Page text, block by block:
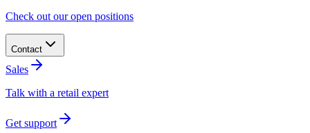
Check out our open positions​​​​‌ ‍ ​‍​‍‌‍ ‌ ​‍‌‍‍‌‌‍‌ ‌‍‍‌‌‍ ‍​‍​‍​ ‍‍​‍​‍‌ ​ ‌‍​‌‌‍ ‍‌‍‍‌‌ ‌​‌ ‍‌​‍ ‍‌‍‍‌‌‍ ​‍​‍​‍ ​​‍​‍‌‍‍​‌ ​‍‌‍‌‌‌‍‌‍​‍​‍​ ‍‍​‍​‍‌‍‍​‌ ‌​‌ ‌​‌ ​​​ ‍‍​‍ ​‍ ‌‍ ​‌‍ ‌‍​ ‌‍​‌‌‍ ​‌‍‍​‌‍ ‌ ​ ‌ ‌​​ ‍‍​ ​ ​ ​​​ ​​​ ​​​‍ ‌ ​ ‌ ‌​‌ ‌‌‌‍‌​‌‍‍‌‌‍ ​‍ ‌‍‍‌‌‍ ‍‌ ‌​‌‍‌‌‌‍ ‍‌ ‌​​‍ ‌‍‌‌‌‍‌​‌‍‍‌‌ ‌​​‍ ‌‍ ‌‌‍ ‌‍‌​‌‍‌‌​ ‌‌ ​​‌ ​‍‌‍‌‌‌ ​ ‌‍‌‌‌‍ ‍‌ ‌​‌‍​‌‌ ‌​‌‍‍‌‌‍ ‌‍ ‍​ ‍ ‌‍‍‌‌‍‌​​ ‌​ ​‌​ ‍​​ ‍​‌‍‌‍‌‍​ ​ ‌ ​ ​ ‌‍​ ​‍ ‌​ ​ ‌‍​‌​ ​​‌‍‌‌​‍ ‌​ ‌​​ ​ ​ ​‌​ ​​​‍ ‌​ ‍​‌‍‌‍​ ‍‌​ ​ ​‍ ‌‌‍​‌‌‍‌‍‌‍​ ‌‍​‍​ ‌‍‌‍​ ​ ​‌​ ​ ​ ‍‌​ ‍‌​ ‌‍‌‍​‍​ ‍ ‌ ‌​‌ ‍‌‌ ​​‌‍‌‌​ ‌‌‍ ‍‌‍​‌‌ ‌‍‌‍‍‌‌‍‌ ‌‍​‌‌ ‌​‌‍‍‌‌‍ ‌‍ ‍​ ‍ ‌ ​​‌‍​‌‌ ‌​‌‍‍​​ ‌‌‍ ‍‌‍​‌‌ ‌‍‌‍‍‌‌‍‌ ‌‍​‌‌ ‌​‌‍‍‌‌‍ ‌‍ ‍‌​‍‌‌ ‌​‌‍‌‌‌‍ ‌‌ ​ ​‍‌‌​ ‌‌‌​​‍‌‌ ‌‍‍ ‌‍‌‌‌ ‍‌​‍‌‌​ ​ ‌​‌​​‍‌‌​ ​ ‌​‌​​‍‌‌​ ​‍​ ​‍​ ​ ‌‍​‌​ ‌ ​ ​‌​ ‌​‌‍‌‍​ ‌​​ ‌ ​ ​‍​ ​‌​ ​ ​ ‌ ​‍‌‌​ ​‍​ ​‍​‍‌‌​ ‌‌‌​‌​​‍ ‍‌‍​ ‌‍‍​‌‍‍‌‌‍ ​‌‍‌​‌ ​‍‌‍‌‌‌‍ ‍​‍‌‌​ ‌‌‌​​‍‌‌ ‌‍‍ ‌‍‌‌‌ ‍‌​‍‌‌​ ​ ‌​‌​​‍‌‌​ ​ ‌​‌​​‍‌‌​ ​‍​ ​‍​ ‌​​ ​‍​ ​ ​ ​ ​ ‌​‌‍‌​​ ‌​‌‍​ ​ ‍​​ ​‌​ ‌‌​ ‌‌​‍‌‌​ ​‍​ ​‍​‍‌‌​ ‌‌‌​‌​​‍ ‍‌‍‌‌‌ ‍​‌‍​ ‌‍‌‌‌ ​‍‌ ​​‌ ‌​​ ‌‍​‍‌‍​‌‌ ​ ‌‍‌‌‌‌‌‌‌ ​‍‌‍ ​​ ‌‌‍‍​‌ ‌​‌ ‌​‌ ​​​‍‌‌​ ​ ‌​​‌​‍‌‌​ ​‍‌​‌‍​‍‌‌​ ​‍‌​‌‍‌‍ ​‌‍ ‌‍​ ‌‍​‌‌‍ ​‌‍‍​‌‍ ‌ ​ ‌ ‌​​‍‌‌​ ​ ‌​​‌​ ​ ​ ​​​ ​​​ ​​​‍‌‌​ ​‍‌​‌‍‌ ​ ‌ ‌​‌ ‌‌‌‍‌​‌‍‍‌‌‍ ​‍‌‍‌‍‍‌‌‍‌​​ ‌​ ​‌​ ‍​​ ‍​‌‍‌‍‌‍​ ​ ‌ ​ ​ ‌‍​ ​‍ ‌​ ​ ‌‍​‌​ ​​‌‍‌‌​‍ ‌​ ‌​​ ​ ​ ​‌​ ​​​‍ ‌​ ‍​‌‍‌‍​ ‍‌​ ​ ​‍ ‌‌‍​‌‌‍‌‍‌‍​ ‌‍​‍​ ‌‍‌‍​ ​ ​‌​ ​ ​ ‍‌​ ‍‌​ ‌‍‌‍​‍​‍‌‍‌ ‌​‌ ‍‌‌ ​​‌‍‌‌​ ‌‌‍ ‍‌‍​‌‌ ‌‍‌‍‍‌‌‍‌ ‌‍​‌‌ ‌​‌‍‍‌‌‍ ‌‍ ‍​‍‌‍‌ ​​‌‍​‌‌ ‌​‌‍‍​​ ‌‌‍ ‍‌‍​‌‌ ‌‍‌‍‍‌‌‍‌ ‌‍​‌‌ ‌​‌‍‍‌‌‍ ‌‍ ‍‌​‍‌‌ ‌​‌‍‌‌‌‍ ‌‌ ​ ​‍‌‌​ ‌‌‌​​‍‌‌ ‌‍‍ ‌‍‌‌‌ ‍‌​‍‌‌​ ​ ‌​‌​​‍‌‌​ ​ ‌​‌​​‍‌‌​ ​‍​ ​‍​ ​ ‌‍​‌​ ‌ ​ ​‌​ ‌​‌‍‌‍​ ‌​​ ‌ ​ ​‍​ ​‌​ ​ ​ ‌ ​‍‌‌​ ​‍​ ​‍​‍‌‌​ ‌‌‌​‌​​‍ ‍‌‍​ ‌‍‍​‌‍‍‌‌‍ ​‌‍‌​‌ ​‍‌‍‌‌‌‍ ‍​‍‌‌​ ‌‌‌​​‍‌‌ ‌‍‍ ‌‍‌‌‌ ‍‌​‍‌‌​ ​ ‌​‌​​‍‌‌​ ​ ‌​‌​​‍‌‌​ ​‍​ ​‍​ ‌​​ ​‍​ ​ ​ ​ ​ ‌​‌‍‌​​ ‌​‌‍​ ​ ‍​​ ​‌​ ‌‌​ ‌‌​‍‌‌​ ​‍​ ​‍​‍‌‌​ ‌‌‌​‌​​‍ ‍‌‍‌‌‌ ‍​‌‍​ ‌‍‌‌‌ ​‍‌ ​​‌ ‌​​‍‌‍‌ ​​‌‍‌‌‌ ​‍‌ ​ ‌ ​​‌‍‌‌‌‍​ ‌ ‌​‌‍‍‌‌ ‌‍‌‍‌‌​ ‌‌ ​​‌ ‌‌‌‍​‍‌‍ ​‌‍‍‌‌ ​ ‌‍‍​‌‍‌‌‌‍‌​​‍​‍‌ ‌
Contact​​​​‌ ‍ ​‍​‍‌‍ ‌ ​‍‌‍‍‌‌‍‌ ‌‍‍‌‌‍ ‍​‍​‍​ ‍‍​‍​‍‌ ​ ‌‍​‌‌‍ ‍‌‍‍‌‌ ‌​‌ ‍‌​‍ ‍‌‍‍‌‌‍ ​‍​‍​‍ ​​‍​‍‌‍‍​‌ ​‍‌‍‌‌‌‍‌‍​‍​‍​ ‍‍​‍​‍‌‍‍​‌ ‌​‌ ‌​‌ ​​​ ‍‍​‍ ​‍ ‌‍ ​‌‍ ‌‍​ ‌‍​‌‌‍ ​‌‍‍​‌‍ ‌ ​ ‌ ‌​​ ‍‍​ ​ ​ ​​​ ​​​ ​​​‍ ‌ ​ ‌ ‌​‌ ‌‌‌‍‌​‌‍‍‌‌‍ ​‍ ‌‍‍‌‌‍ ‍‌ ‌​‌‍‌‌‌‍ ‍‌ ‌​​‍ ‌‍‌‌‌‍‌​‌‍‍‌‌ ‌​​‍ ‌‍ ‌‌‍ ‌‍‌​‌‍‌‌​ ‌‌ ​​‌ ​‍‌‍‌‌‌ ​ ‌‍‌‌‌‍ ‍‌ ‌​‌‍​‌‌ ‌​‌‍‍‌‌‍ ‌‍ ‍​ ‍ ‌‍‍‌‌‍‌​​ ‌​ ​‌​ ‍​​ ‍​‌‍‌‍‌‍​ ​ ‌ ​ ​ ‌‍​ ​‍ ‌​ ​ ‌‍​‌​ ​​‌‍‌‌​‍ ‌​ ‌​​ ​ ​ ​‌​ ​​​‍ ‌​ ‍​‌‍‌‍​ ‍‌​ ​ ​‍ ‌‌‍​‌‌‍‌‍‌‍​ ‌‍​‍​ ‌‍‌‍​ ​ ​‌​ ​ ​ ‍‌​ ‍‌​ ‌‍‌‍​‍​ ‍ ‌ ‌​‌ ‍‌‌ ​​‌‍‌‌​ ‌‌‍ ‍‌‍​‌‌ ‌‍‌‍‍‌‌‍‌ ‌‍​‌‌ ‌​‌‍‍‌‌‍ ‌‍ ‍​ ‍ ‌ ​​‌‍​‌‌ ‌​‌‍‍​​ ‌‌‍ ‍‌‍​‌‌ ‌‍‌‍‍‌‌‍‌ ‌‍​‌‌ ‌​‌‍‍‌‌‍ ‌‍ ‍‌​‍‌‌ ‌​‌‍‌‌‌‍ ‌‌ ​ ​‍‌‌​ ‌‌‌​​‍‌‌ ‌‍‍ ‌‍‌‌‌ ‍‌​‍‌‌​ ​ ‌​‌​​‍‌‌​ ​ ‌​‌​​‍‌‌​ ​‍​ ​‍​ ‍‌​ ‍​‌‍‌‍‌‍‌​‌‍​‌​ ​​‌‍​‌​ ​‌‌‍​‍​ ‍​​ ‍​​ ​‌​‍‌‌​ ​‍​ ​‍​‍‌‌​ ‌‌‌​‌​​‍ ‍‌ ‌​‌‍‍‌‌ ‌​‌‍ ​‌‍‌‌​ ‌‍​‍‌‍​‌‌ ​ ‌‍‌‌‌‌‌‌‌ ​‍‌‍ ​​ ‌‌‍‍​‌ ‌​‌ ‌​‌ ​​​‍‌‌​ ​ ‌​​‌​‍‌‌​ ​‍‌​‌‍​‍‌‌​ ​‍‌​‌‍‌‍ ​‌‍ ‌‍​ ‌‍​‌‌‍ ​‌‍‍​‌‍ ‌ ​ ‌ ‌​​‍‌‌​ ​ ‌​​‌​ ​ ​ ​​​ ​​​ ​​​‍‌‌​ ​‍‌​‌‍‌ ​ ‌ ‌​‌ ‌‌‌‍‌​‌‍‍‌‌‍ ​‍‌‍‌‍‍‌‌‍‌​​ ‌​ ​‌​ ‍​​ ‍​‌‍‌‍‌‍​ ​ ‌ ​ ​ ‌‍​ ​‍ ‌​ ​ ‌‍​‌​ ​​‌‍‌‌​‍ ‌​ ‌​​ ​ ​ ​‌​ ​​​‍ ‌​ ‍​‌‍‌‍​ ‍‌​ ​ ​‍ ‌‌‍​‌‌‍‌‍‌‍​ ‌‍​‍​ ‌‍‌‍​ ​ ​‌​ ​ ​ ‍‌​ ‍‌​ ‌‍‌‍​‍​‍‌‍‌ ‌​‌ ‍‌‌ ​​‌‍‌‌​ ‌‌‍ ‍‌‍​‌‌ ‌‍‌‍‍‌‌‍‌ ‌‍​‌‌ ‌​‌‍‍‌‌‍ ‌‍ ‍​‍‌‍‌ ​​‌‍​‌‌ ‌​‌‍‍​​ ‌‌‍ ‍‌‍​‌‌ ‌‍‌‍‍‌‌‍‌ ‌‍​‌‌ ‌​‌‍‍‌‌‍ ‌‍ ‍‌​‍‌‌ ‌​‌‍‌‌‌‍ ‌‌ ​ ​‍‌‌​ ‌‌‌​​‍‌‌ ‌‍‍ ‌‍‌‌‌ ‍‌​‍‌‌​ ​ ‌​‌​​‍‌‌​ ​ ‌​‌​​‍‌‌​ ​‍​ ​‍​ ‍‌​ ‍​‌‍‌‍‌‍‌​‌‍​‌​ ​​‌‍​‌​ ​‌‌‍​‍​ ‍​​ ‍​​ ​‌​‍‌‌​ ​‍​ ​‍​‍‌‌​ ‌‌‌​‌​​‍ ‍‌ ‌​‌‍‍‌‌ ‌​‌‍ ​‌‍‌‌​‍‌‍‌ ​​‌‍‌‌‌ ​‍‌ ​ ‌ ​​‌‍‌‌‌‍​ ‌ ‌​‌‍‍‌‌ ‌‍‌‍‌‌​ ‌‌ ​​‌ ‌‌‌‍​‍‌‍ ​‌‍‍‌‌ ​ ‌‍‍​‌‍‌‌‌‍‌​​‍​‍‌ ‌
Sales​​​​‌ ‍ ​‍​‍‌‍ ‌ ​‍‌‍‍‌‌‍‌ ‌‍‍‌‌‍ ‍​‍​‍​ ‍‍​‍​‍‌ ​ ‌‍​‌‌‍ ‍‌‍‍‌‌ ‌​‌ ‍‌​‍ ‍‌‍‍‌‌‍ ​‍​‍​‍ ​​‍​‍‌‍‍​‌ ​‍‌‍‌‌‌‍‌‍​‍​‍​ ‍‍​‍​‍‌‍‍​‌ ‌​‌ ‌​‌ ​​​ ‍‍​‍ ​‍ ‌‍ ​‌‍ ‌‍​ ‌‍​‌‌‍ ​‌‍‍​‌‍ ‌ ​ ‌ ‌​​ ‍‍​ ​ ​ ​​​ ​​​ ​​​‍ ‌ ​ ‌ ‌​‌ ‌‌‌‍‌​‌‍‍‌‌‍ ​‍ ‌‍‍‌‌‍ ‍‌ ‌​‌‍‌‌‌‍ ‍‌ ‌​​‍ ‌‍‌‌‌‍‌​‌‍‍‌‌ ‌​​‍ ‌‍ ‌‌‍ ‌‍‌​‌‍‌‌​ ‌‌ ​​‌ ​‍‌‍‌‌‌ ​ ‌‍‌‌‌‍ ‍‌ ‌​‌‍​‌‌ ‌​‌‍‍‌‌‍ ‌‍ ‍​ ‍ ‌‍‍‌‌‍‌​​ ‌​ ​‌​ ‍​​ ‍​‌‍‌‍‌‍​ ​ ‌ ​ ​ ‌‍​ ​‍ ‌​ ​ ‌‍​‌​ ​​‌‍‌‌​‍ ‌​ ‌​​ ​ ​ ​‌​ ​​​‍ ‌​ ‍​‌‍‌‍​ ‍‌​ ​ ​‍ ‌‌‍​‌‌‍‌‍‌‍​ ‌‍​‍​ ‌‍‌‍​ ​ ​‌​ ​ ​ ‍‌​ ‍‌​ ‌‍‌‍​‍​ ‍ ‌ ‌​‌ ‍‌‌ ​​‌‍‌‌​ ‌‌‍ ‍‌‍​‌‌ ‌‍‌‍‍‌‌‍‌ ‌‍​‌‌ ‌​‌‍‍‌‌‍ ‌‍ ‍​ ‍ ‌ ​​‌‍​‌‌ ‌​‌‍‍​​ ‌‌‍ ‍‌‍​‌‌ ‌‍‌‍‍‌‌‍‌ ‌‍​‌‌ ‌​‌‍‍‌‌‍ ‌‍ ‍‌​‍‌‌ ‌​‌‍‌‌‌‍ ‌‌ ​ ​‍‌‌​ ‌‌‌​​‍‌‌ ‌‍‍ ‌‍‌‌‌ ‍‌​‍‌‌​ ​ ‌​‌​​‍‌‌​ ​ ‌​‌​​‍‌‌​ ​‍​ ​‍​ ‍‌​ ‍​‌‍‌‍‌‍‌​‌‍​‌​ ​​‌‍​‌​ ​‌‌‍​‍​ ‍​​ ‍​​ ​‌​‍‌‌​ ​‍​ ​‍​‍‌‌​ ‌‌‌​‌​​‍ ‍‌‍​ ‌‍‍​‌‍‍‌‌‍ ​‌‍‌​‌ ​‍‌‍‌‌‌‍ ‍​‍‌‌​ ‌‌‌​​‍‌‌ ‌‍‍ ‌‍‌‌‌ ‍‌​‍‌‌​ ​ ‌​‌​​‍‌‌​ ​ ‌​‌​​‍‌‌​ ​‍​ ​‍‌‍‌​​ ‌‌​ ‌‌​ ​‍​ ‍‌‌‍​ ​ ‍‌‌‍‌‌​ ‍​​ ​ ​ ‍​‌‍‌​​‍‌‌​ ​‍​ ​‍​‍‌‌​ ‌‌‌​‌​​‍ ‍‌ ‌​‌‍‍‌‌ ‌​‌‍ ​‌‍‌‌​ ‌‍​‍‌‍​‌‌ ​ ‌‍‌‌‌‌‌‌‌ ​‍‌‍ ​​ ‌‌‍‍​‌ ‌​‌ ‌​‌ ​​​‍‌‌​ ​ ‌​​‌​‍‌‌​ ​‍‌​‌‍​‍‌‌​ ​‍‌​‌‍‌‍ ​‌‍ ‌‍​ ‌‍​‌‌‍ ​‌‍‍​‌‍ ‌ ​ ‌ ‌​​‍‌‌​ ​ ‌​​‌​ ​ ​ ​​​ ​​​ ​​​‍‌‌​ ​‍‌​‌‍‌ ​ ‌ ‌​‌ ‌‌‌‍‌​‌‍‍‌‌‍ ​‍‌‍‌‍‍‌‌‍‌​​ ‌​ ​‌​ ‍​​ ‍​‌‍‌‍‌‍​ ​ ‌ ​ ​ ‌‍​ ​‍ ‌​ ​ ‌‍​‌​ ​​‌‍‌‌​‍ ‌​ ‌​​ ​ ​ ​‌​ ​​​‍ ‌​ ‍​‌‍‌‍​ ‍‌​ ​ ​‍ ‌‌‍​‌‌‍‌‍‌‍​ ‌‍​‍​ ‌‍‌‍​ ​ ​‌​ ​ ​ ‍‌​ ‍‌​ ‌‍‌‍​‍​‍‌‍‌ ‌​‌ ‍‌‌ ​​‌‍‌‌​ ‌‌‍ ‍‌‍​‌‌ ‌‍‌‍‍‌‌‍‌ ‌‍​‌‌ ‌​‌‍‍‌‌‍ ‌‍ ‍​‍‌‍‌ ​​‌‍​‌‌ ‌​‌‍‍​​ ‌‌‍ ‍‌‍​‌‌ ‌‍‌‍‍‌‌‍‌ ‌‍​‌‌ ‌​‌‍‍‌‌‍ ‌‍ ‍‌​‍‌‌ ‌​‌‍‌‌‌‍ ‌‌ ​ ​‍‌‌​ ‌‌‌​​‍‌‌ ‌‍‍ ‌‍‌‌‌ ‍‌​‍‌‌​ ​ ‌​‌​​‍‌‌​ ​ ‌​‌​​‍‌‌​ ​‍​ ​‍​ ‍‌​ ‍​‌‍‌‍‌‍‌​‌‍​‌​ ​​‌‍​‌​ ​‌‌‍​‍​ ‍​​ ‍​​ ​‌​‍‌‌​ ​‍​ ​‍​‍‌‌​ ‌‌‌​‌​​‍ ‍‌‍​ ‌‍‍​‌‍‍‌‌‍ ​‌‍‌​‌ ​‍‌‍‌‌‌‍ ‍​‍‌‌​ ‌‌‌​​‍‌‌ ‌‍‍ ‌‍‌‌‌ ‍‌​‍‌‌​ ​ ‌​‌​​‍‌‌​ ​ ‌​‌​​‍‌‌​ ​‍​ ​‍‌‍‌​​ ‌‌​ ‌‌​ ​‍​ ‍‌‌‍​ ​ ‍‌‌‍‌‌​ ‍​​ ​ ​ ‍​‌‍‌​​‍‌‌​ ​‍​ ​‍​‍‌‌​ ‌‌‌​‌​​‍ ‍‌ ‌​‌‍‍‌‌ ‌​‌‍ ​‌‍‌‌​‍‌‍‌ ​​‌‍‌‌‌ ​‍‌ ​ ‌ ​​‌‍‌‌‌‍​ ‌ ‌​‌‍‍‌‌ ‌‍‌‍‌‌​ ‌‌ ​​‌ ‌‌‌‍​‍‌‍ ​‌‍‍‌‌ ​ ‌‍‍​‌‍‌‌‌‍‌​​‍​‍‌ ‌
Talk with a retail expert​​​​‌ ‍ ​‍​‍‌‍ ‌ ​‍‌‍‍‌‌‍‌ ‌‍‍‌‌‍ ‍​‍​‍​ ‍‍​‍​‍‌ ​ ‌‍​‌‌‍ ‍‌‍‍‌‌ ‌​‌ ‍‌​‍ ‍‌‍‍‌‌‍ ​‍​‍​‍ ​​‍​‍‌‍‍​‌ ​‍‌‍‌‌‌‍‌‍​‍​‍​ ‍‍​‍​‍‌‍‍​‌ ‌​‌ ‌​‌ ​​​ ‍‍​‍ ​‍ ‌‍ ​‌‍ ‌‍​ ‌‍​‌‌‍ ​‌‍‍​‌‍ ‌ ​ ‌ ‌​​ ‍‍​ ​ ​ ​​​ ​​​ ​​​‍ ‌ ​ ‌ ‌​‌ ‌‌‌‍‌​‌‍‍‌‌‍ ​‍ ‌‍‍‌‌‍ ‍‌ ‌​‌‍‌‌‌‍ ‍‌ ‌​​‍ ‌‍‌‌‌‍‌​‌‍‍‌‌ ‌​​‍ ‌‍ ‌‌‍ ‌‍‌​‌‍‌‌​ ‌‌ ​​‌ ​‍‌‍‌‌‌ ​ ‌‍‌‌‌‍ ‍‌ ‌​‌‍​‌‌ ‌​‌‍‍‌‌‍ ‌‍ ‍​ ‍ ‌‍‍‌‌‍‌​​ ‌​ ​‌​ ‍​​ ‍​‌‍‌‍‌‍​ ​ ‌ ​ ​ ‌‍​ ​‍ ‌​ ​ ‌‍​‌​ ​​‌‍‌‌​‍ ‌​ ‌​​ ​ ​ ​‌​ ​​​‍ ‌​ ‍​‌‍‌‍​ ‍‌​ ​ ​‍ ‌‌‍​‌‌‍‌‍‌‍​ ‌‍​‍​ ‌‍‌‍​ ​ ​‌​ ​ ​ ‍‌​ ‍‌​ ‌‍‌‍​‍​ ‍ ‌ ‌​‌ ‍‌‌ ​​‌‍‌‌​ ‌‌‍ ‍‌‍​‌‌ ‌‍‌‍‍‌‌‍‌ ‌‍​‌‌ ‌​‌‍‍‌‌‍ ‌‍ ‍​ ‍ ‌ ​​‌‍​‌‌ ‌​‌‍‍​​ ‌‌‍ ‍‌‍​‌‌ ‌‍‌‍‍‌‌‍‌ ‌‍​‌‌ ‌​‌‍‍‌‌‍ ‌‍ ‍‌​‍‌‌ ‌​‌‍‌‌‌‍ ‌‌ ​ ​‍‌‌​ ‌‌‌​​‍‌‌ ‌‍‍ ‌‍‌‌‌ ‍‌​‍‌‌​ ​ ‌​‌​​‍‌‌​ ​ ‌​‌​​‍‌‌​ ​‍​ ​‍​ ‍‌​ ‍​‌‍‌‍‌‍‌​‌‍​‌​ ​​‌‍​‌​ ​‌‌‍​‍​ ‍​​ ‍​​ ​‌​‍‌‌​ ​‍​ ​‍​‍‌‌​ ‌‌‌​‌​​‍ ‍‌‍​ ‌‍‍​‌‍‍‌‌‍ ​‌‍‌​‌ ​‍‌‍‌‌‌‍ ‍​‍‌‌​ ‌‌‌​​‍‌‌ ‌‍‍ ‌‍‌‌‌ ‍‌​‍‌‌​ ​ ‌​‌​​‍‌‌​ ​ ‌​‌​​‍‌‌​ ​‍​ ​‍‌‍‌​​ ‌‌​ ‌‌​ ​‍​ ‍‌‌‍​ ​ ‍‌‌‍‌‌​ ‍​​ ​ ​ ‍​‌‍‌​​‍‌‌​ ​‍​ ​‍​‍‌‌​ ‌‌‌​‌​​‍ ‍‌‍‌‌‌ ‍​‌‍​ ‌‍‌‌‌ ​‍‌ ​​‌ ‌​​ ‌‍​‍‌‍​‌‌ ​ ‌‍‌‌‌‌‌‌‌ ​‍‌‍ ​​ ‌‌‍‍​‌ ‌​‌ ‌​‌ ​​​‍‌‌​ ​ ‌​​‌​‍‌‌​ ​‍‌​‌‍​‍‌‌​ ​‍‌​‌‍‌‍ ​‌‍ ‌‍​ ‌‍​‌‌‍ ​‌‍‍​‌‍ ‌ ​ ‌ ‌​​‍‌‌​ ​ ‌​​‌​ ​ ​ ​​​ ​​​ ​​​‍‌‌​ ​‍‌​‌‍‌ ​ ‌ ‌​‌ ‌‌‌‍‌​‌‍‍‌‌‍ ​‍‌‍‌‍‍‌‌‍‌​​ ‌​ ​‌​ ‍​​ ‍​‌‍‌‍‌‍​ ​ ‌ ​ ​ ‌‍​ ​‍ ‌​ ​ ‌‍​‌​ ​​‌‍‌‌​‍ ‌​ ‌​​ ​ ​ ​‌​ ​​​‍ ‌​ ‍​‌‍‌‍​ ‍‌​ ​ ​‍ ‌‌‍​‌‌‍‌‍‌‍​ ‌‍​‍​ ‌‍‌‍​ ​ ​‌​ ​ ​ ‍‌​ ‍‌​ ‌‍‌‍​‍​‍‌‍‌ ‌​‌ ‍‌‌ ​​‌‍‌‌​ ‌‌‍ ‍‌‍​‌‌ ‌‍‌‍‍‌‌‍‌ ‌‍​‌‌ ‌​‌‍‍‌‌‍ ‌‍ ‍​‍‌‍‌ ​​‌‍​‌‌ ‌​‌‍‍​​ ‌‌‍ ‍‌‍​‌‌ ‌‍‌‍‍‌‌‍‌ ‌‍​‌‌ ‌​‌‍‍‌‌‍ ‌‍ ‍‌​‍‌‌ ‌​‌‍‌‌‌‍ ‌‌ ​ ​‍‌‌​ ‌‌‌​​‍‌‌ ‌‍‍ ‌‍‌‌‌ ‍‌​‍‌‌​ ​ ‌​‌​​‍‌‌​ ​ ‌​‌​​‍‌‌​ ​‍​ ​‍​ ‍‌​ ‍​‌‍‌‍‌‍‌​‌‍​‌​ ​​‌‍​‌​ ​‌‌‍​‍​ ‍​​ ‍​​ ​‌​‍‌‌​ ​‍​ ​‍​‍‌‌​ ‌‌‌​‌​​‍ ‍‌‍​ ‌‍‍​‌‍‍‌‌‍ ​‌‍‌​‌ ​‍‌‍‌‌‌‍ ‍​‍‌‌​ ‌‌‌​​‍‌‌ ‌‍‍ ‌‍‌‌‌ ‍‌​‍‌‌​ ​ ‌​‌​​‍‌‌​ ​ ‌​‌​​‍‌‌​ ​‍​ ​‍‌‍‌​​ ‌‌​ ‌‌​ ​‍​ ‍‌‌‍​ ​ ‍‌‌‍‌‌​ ‍​​ ​ ​ ‍​‌‍‌​​‍‌‌​ ​‍​ ​‍​‍‌‌​ ‌‌‌​‌​​‍ ‍‌‍‌‌‌ ‍​‌‍​ ‌‍‌‌‌ ​‍‌ ​​‌ ‌​​‍‌‍‌ ​​‌‍‌‌‌ ​‍‌ ​ ‌ ​​‌‍‌‌‌‍​ ‌ ‌​‌‍‍‌‌ ‌‍‌‍‌‌​ ‌‌ ​​‌ ‌‌‌‍​‍‌‍ ​‌‍‍‌‌ ​ ‌‍‍​‌‍‌‌‌‍‌​​‍​‍‌ ‌
Get support​​​​‌ ‍ ​‍​‍‌‍ ‌ ​‍‌‍‍‌‌‍‌ ‌‍‍‌‌‍ ‍​‍​‍​ ‍‍​‍​‍‌ ​ ‌‍​‌‌‍ ‍‌‍‍‌‌ ‌​‌ ‍‌​‍ ‍‌‍‍‌‌‍ ​‍​‍​‍ ​​‍​‍‌‍‍​‌ ​‍‌‍‌‌‌‍‌‍​‍​‍​ ‍‍​‍​‍‌‍‍​‌ ‌​‌ ‌​‌ ​​​ ‍‍​‍ ​‍ ‌‍ ​‌‍ ‌‍​ ‌‍​‌‌‍ ​‌‍‍​‌‍ ‌ ​ ‌ ‌​​ ‍‍​ ​ ​ ​​​ ​​​ ​​​‍ ‌ ​ ‌ ‌​‌ ‌‌‌‍‌​‌‍‍‌‌‍ ​‍ ‌‍‍‌‌‍ ‍‌ ‌​‌‍‌‌‌‍ ‍‌ ‌​​‍ ‌‍‌‌‌‍‌​‌‍‍‌‌ ‌​​‍ ‌‍ ‌‌‍ ‌‍‌​‌‍‌‌​ ‌‌ ​​‌ ​‍‌‍‌‌‌ ​ ‌‍‌‌‌‍ ‍‌ ‌​‌‍​‌‌ ‌​‌‍‍‌‌‍ ‌‍ ‍​ ‍ ‌‍‍‌‌‍‌​​ ‌​ ​‌​ ‍​​ ‍​‌‍‌‍‌‍​ ​ ‌ ​ ​ ‌‍​ ​‍ ‌​ ​ ‌‍​‌​ ​​‌‍‌‌​‍ ‌​ ‌​​ ​ ​ ​‌​ ​​​‍ ‌​ ‍​‌‍‌‍​ ‍‌​ ​ ​‍ ‌‌‍​‌‌‍‌‍‌‍​ ‌‍​‍​ ‌‍‌‍​ ​ ​‌​ ​ ​ ‍‌​ ‍‌​ ‌‍‌‍​‍​ ‍ ‌ ‌​‌ ‍‌‌ ​​‌‍‌‌​ ‌‌‍ ‍‌‍​‌‌ ‌‍‌‍‍‌‌‍‌ ‌‍​‌‌ ‌​‌‍‍‌‌‍ ‌‍ ‍​ ‍ ‌ ​​‌‍​‌‌ ‌​‌‍‍​​ ‌‌‍ ‍‌‍​‌‌ ‌‍‌‍‍‌‌‍‌ ‌‍​‌‌ ‌​‌‍‍‌‌‍ ‌‍ ‍‌​‍‌‌ ‌​‌‍‌‌‌‍ ‌‌ ​ ​‍‌‌​ ‌‌‌​​‍‌‌ ‌‍‍ ‌‍‌‌‌ ‍‌​‍‌‌​ ​ ‌​‌​​‍‌‌​ ​ ‌​‌​​‍‌‌​ ​‍​ ​‍​ ‍‌​ ‍​‌‍‌‍‌‍‌​‌‍​‌​ ​​‌‍​‌​ ​‌‌‍​‍​ ‍​​ ‍​​ ​‌​‍‌‌​ ​‍​ ​‍​‍‌‌​ ‌‌‌​‌​​‍ ‍‌‍​ ‌‍‍​‌‍‍‌‌‍ ​‌‍‌​‌ ​‍‌‍‌‌‌‍ ‍​‍‌‌​ ‌‌‌​​‍‌‌ ‌‍‍ ‌‍‌‌‌ ‍‌​‍‌‌​ ​ ‌​‌​​‍‌‌​ ​ ‌​‌​​‍‌‌​ ​‍​ ​‍​ ‍​‌‍‌​​ ​‍​ ‍‌​ ​​​ ‌‍‌‍‌‍​ ​​​ ‌ ​ ‍‌‌‍​‌‌‍‌​​‍‌‌​ ​‍​ ​‍​‍‌‌​ ‌‌‌​‌​​‍ ‍‌ ‌​‌‍‍‌‌ ‌​‌‍ ​‌‍‌‌​ ‌‍​‍‌‍​‌‌ ​ ‌‍‌‌‌‌‌‌‌ ​‍‌‍ ​​ ‌‌‍‍​‌ ‌​‌ ‌​‌ ​​​‍‌‌​ ​ ‌​​‌​‍‌‌​ ​‍‌​‌‍​‍‌‌​ ​‍‌​‌‍‌‍ ​‌‍ ‌‍​ ‌‍​‌‌‍ ​‌‍‍​‌‍ ‌ ​ ‌ ‌​​‍‌‌​ ​ ‌​​‌​ ​ ​ ​​​ ​​​ ​​​‍‌‌​ ​‍‌​‌‍‌ ​ ‌ ‌​‌ ‌‌‌‍‌​‌‍‍‌‌‍ ​‍‌‍‌‍‍‌‌‍‌​​ ‌​ ​‌​ ‍​​ ‍​‌‍‌‍‌‍​ ​ ‌ ​ ​ ‌‍​ ​‍ ‌​ ​ ‌‍​‌​ ​​‌‍‌‌​‍ ‌​ ‌​​ ​ ​ ​‌​ ​​​‍ ‌​ ‍​‌‍‌‍​ ‍‌​ ​ ​‍ ‌‌‍​‌‌‍‌‍‌‍​ ‌‍​‍​ ‌‍‌‍​ ​ ​‌​ ​ ​ ‍‌​ ‍‌​ ‌‍‌‍​‍​‍‌‍‌ ‌​‌ ‍‌‌ ​​‌‍‌‌​ ‌‌‍ ‍‌‍​‌‌ ‌‍‌‍‍‌‌‍‌ ‌‍​‌‌ ‌​‌‍‍‌‌‍ ‌‍ ‍​‍‌‍‌ ​​‌‍​‌‌ ‌​‌‍‍​​ ‌‌‍ ‍‌‍​‌‌ ‌‍‌‍‍‌‌‍‌ ‌‍​‌‌ ‌​‌‍‍‌‌‍ ‌‍ ‍‌​‍‌‌ ‌​‌‍‌‌‌‍ ‌‌ ​ ​‍‌‌​ ‌‌‌​​‍‌‌ ‌‍‍ ‌‍‌‌‌ ‍‌​‍‌‌​ ​ ‌​‌​​‍‌‌​ ​ ‌​‌​​‍‌‌​ ​‍​ ​‍​ ‍‌​ ‍​‌‍‌‍‌‍‌​‌‍​‌​ ​​‌‍​‌​ ​‌‌‍​‍​ ‍​​ ‍​​ ​‌​‍‌‌​ ​‍​ ​‍​‍‌‌​ ‌‌‌​‌​​‍ ‍‌‍​ ‌‍‍​‌‍‍‌‌‍ ​‌‍‌​‌ ​‍‌‍‌‌‌‍ ‍​‍‌‌​ ‌‌‌​​‍‌‌ ‌‍‍ ‌‍‌‌‌ ‍‌​‍‌‌​ ​ ‌​‌​​‍‌‌​ ​ ‌​‌​​‍‌‌​ ​‍​ ​‍​ ‍​‌‍‌​​ ​‍​ ‍‌​ ​​​ ‌‍‌‍‌‍​ ​​​ ‌ ​ ‍‌‌‍​‌‌‍‌​​‍‌‌​ ​‍​ ​‍​‍‌‌​ ‌‌‌​‌​​‍ ‍‌ ‌​‌‍‍‌‌ ‌​‌‍ ​‌‍‌‌​‍‌‍‌ ​​‌‍‌‌‌ ​‍‌ ​ ‌ ​​‌‍‌‌‌‍​ ‌ ‌​‌‍‍‌‌ ‌‍‌‍‌‌​ ‌‌ ​​‌ ‌‌‌‍​‍‌‍ ​‌‍‍‌‌ ​ ‌‍‍​‌‍‌‌‌‍‌​​‍​‍‌ ‌